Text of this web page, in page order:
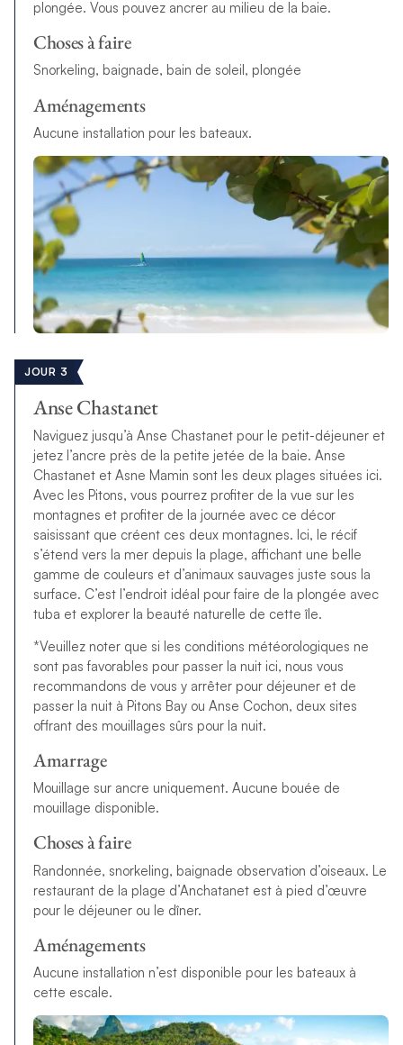
plongée. Vous pouvez ancrer au milieu de la baie.
Choses à faire
Snorkeling, baignade, bain de soleil, plongée
Aménagements
Aucune installation pour les bateaux.
JOUR 3
Anse Chastanet
Naviguez jusqu’à Anse Chastanet pour le petit-déjeuner et
jetez l’ancre près de la petite jetée de la baie. Anse
Chastanet et Asne Mamin sont les deux plages situées ici.
Avec les Pitons, vous pourrez profiter de la vue sur les
montagnes et profiter de la journée avec ce décor
saisissant que créent ces deux montagnes. Ici, le récif
s’étend vers la mer depuis la plage, affichant une belle
gamme de couleurs et d’animaux sauvages juste sous la
surface. C’est l’endroit idéal pour faire de la plongée avec
tuba et explorer la beauté naturelle de cette île.
*Veuillez noter que si les conditions météorologiques ne
sont pas favorables pour passer la nuit ici, nous vous
recommandons de vous y arrêter pour déjeuner et de
passer la nuit à Pitons Bay ou Anse Cochon, deux sites
offrant des mouillages sûrs pour la nuit.
Amarrage
Mouillage sur ancre uniquement. Aucune bouée de
mouillage disponible.
Choses à faire
Randonnée, snorkeling, baignade observation d’oiseaux. Le
restaurant de la plage d’Anchatanet est à pied d’œuvre
pour le déjeuner ou le dîner.
Aménagements
Aucune installation n’est disponible pour les bateaux à
cette escale.